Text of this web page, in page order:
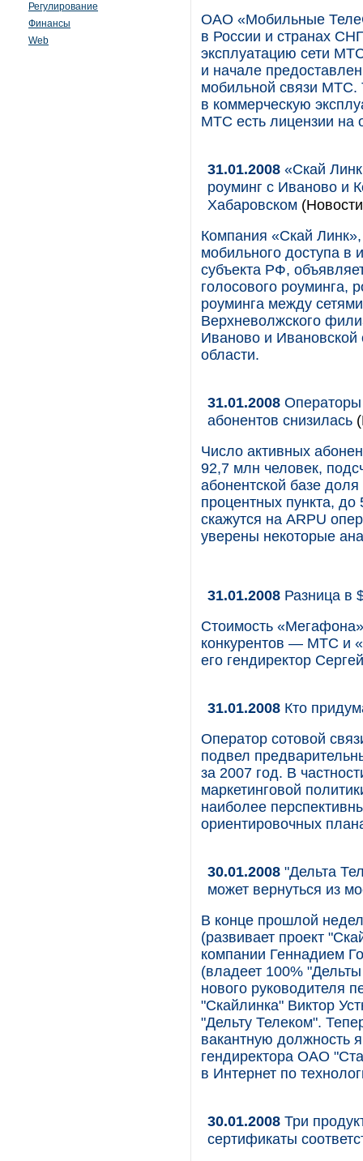
Регулирование
Финансы
Web
ОАО «Мобильные
в России и странах
эксплуатацию сети
и начале
мобильной связи МТС.
в коммерческую
МТС есть лицензии на
31.01.2008 «Скай
роуминг с Иваново и
Хабаровском
Компания «Скай
мобильного доступа в
субъекта РФ,
голосового роуминга,
роуминга между
Верхневолжского
Иваново и Ивановской
области.
31.01.2008
абонентов снизилась
Число активных
92,7 млн человек,
абонентской базе
процентных пункта,
скажутся на ARPU
уверены некоторые
31.01.2008 Разница в
Стоимость
конкурентов — МТС и
его гендиректор
31.01.2008 Кто
Оператор сотовой
подвел
за 2007 год. В
маркетинговой
наиболее
ориентировочных
30.01.2008 "Дельта
может вернуться из
В конце прошлой
(развивает проект
компании Геннадием
(владеет 100%
нового руководителя
"Скайлинка" Виктор
"Дельту Телеком".
вакантную должность
гендиректора ОАО
в Интернет по
30.01.2008 Три
сертификаты